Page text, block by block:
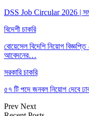
DSS Job Circular 2026 |
বিদেশী চাকরি
বোয়েসেল বিদেশি নিয়োগ
আবেদনের…
সরকারি চাকরি
৫৭ টি পদে জনবল নিয়োগ দেবে
Prev Next